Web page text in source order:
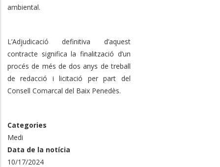
ambiental.
L’Adjudicació definitiva d’aquest
contracte significa la finalització d’un
procés de més de dos anys de treball
de redacció i licitació per part del
Consell Comarcal del Baix Penedès.
Categories
Medi
Data de la notícia
10/17/2024